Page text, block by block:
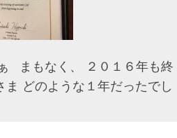
まもなく、 ２０１６年も終
どのような１年だったでし